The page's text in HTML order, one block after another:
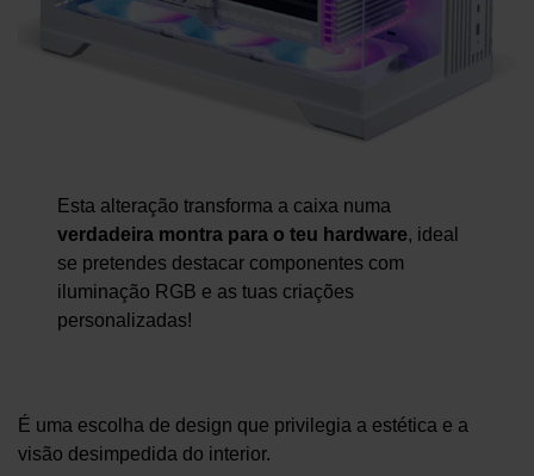
Esta alteração transforma a caixa numa
verdadeira montra para o teu hardware, ideal
se pretendes destacar componentes com
iluminação RGB e as tuas criações
personalizadas!
É uma escolha de design que privilegia a estética e a
visão desimpedida do interior.